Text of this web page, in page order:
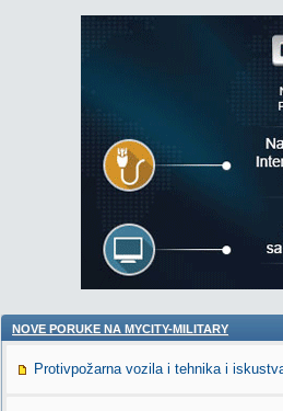
NOVE PORUKE NA MYCITY-MILITARY
Protivpožarna vozila i tehnika i